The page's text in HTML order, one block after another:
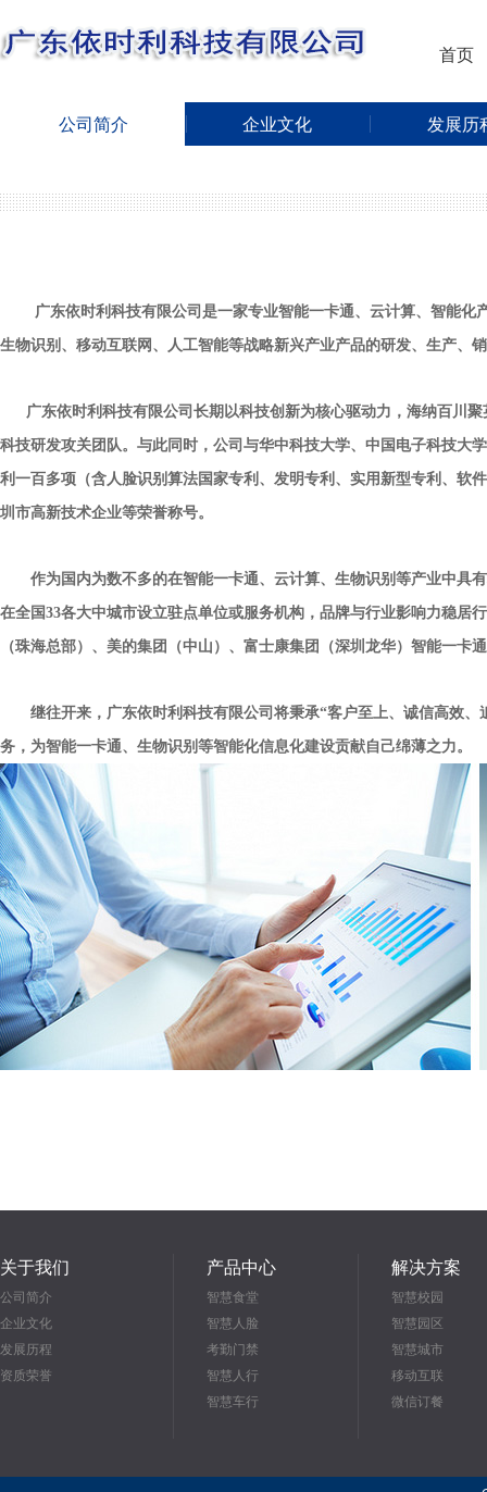
首页
公司简介 企业文化 发展历
广东依时利科技有限公司 是一家专业智能一卡通、云计算、智能化
生物识别、移动互联网、人工智能等战略新兴产业产品的研发、生产、
广东依时利科技有限公司 长期以科技创新为核心驱动力，海纳百川
科技研发攻关团队。与此同时，公司与华中科技大学、中国电子科技大
利一百多项（含人脸识别算法国家专利、发明专利、实用新型专利、软
圳市高新技术企业等荣誉称号。
作为国内为数不多的在智能一卡通、云计算、生物识别等产业中具
在全国33各大中城市设立驻点单位或服务机构，品牌与行业影响力稳居
（珠海总部）、美的集团（中山）、富士康集团（深圳龙华）智能一卡
继往开来， 广东依时利科技有限公司 将秉承“客户至上、诚信高效、
务，为智能一卡通、生物识别等智能化信息化建设贡献自己绵薄之力。
关于我们
公司简介
企业文化
发展历程
资质荣誉
产品中心
智慧食堂
智慧人脸
考勤门禁
智慧人行
智慧车行
解决方案
智慧校园
智慧园区
智慧城市
移动互联
微信订餐